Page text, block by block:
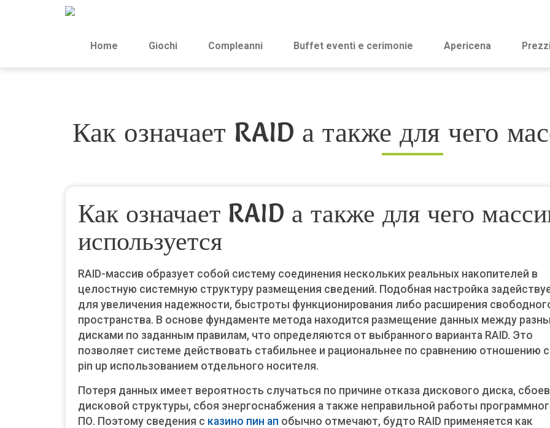
Home Giochi Compleanni Buffet eventi e cerimonie Apericena
Как означает RAID а также для чего
Как означает RAID а также для чего
используется
RAID-массив образует собой систему соединения нескольких реальных накопителей в
целостную системную структуру размещения сведений. Подобная настройка
для увеличения надежности, быстроты функционирования либо расширения
пространства. В основе фундаменте метода находится размещение данных между
дисками по заданным правилам, что определяются от выбранного варианта RAID. Это
позволяет системе действовать стабильнее и рациональнее по сравнению отношению
pin up использованием отдельного носителя.
Потеря данных имеет вероятность случаться по причине отказа дискового диска, сбоев
дисковой структуры, сбоя энергоснабжения а также неправильной работы
ПО. Поэтому сведения с казино пин ап обычно отмечают, будто RAID применяется как